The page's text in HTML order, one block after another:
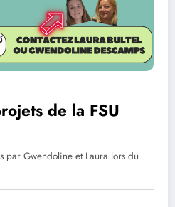
de la FSU
par Gwendoline et Laura lors du